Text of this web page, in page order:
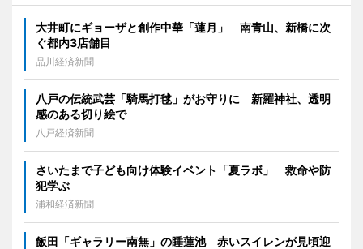
大井町にギョーザと創作中華「蓮月」 南青山、新橋に次
ぐ都内3店舗目
品川経済新聞
八戸の伝統武芸「騎馬打毬」がお守りに 新羅神社、透明
感のある切り絵で
八戸経済新聞
さいたまで子ども向け体験イベント「夏ラボ」 救命や防
犯学ぶ
浦和経済新聞
飯田「ギャラリー南無」の睡蓮池 赤いスイレンが見頃迎